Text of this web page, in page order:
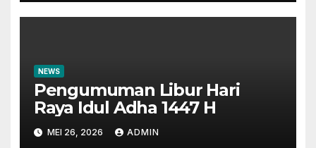
NEWS
Pengumuman Libur Hari
Raya Idul Adha 1447 H
MEI 26, 2026 ADMIN